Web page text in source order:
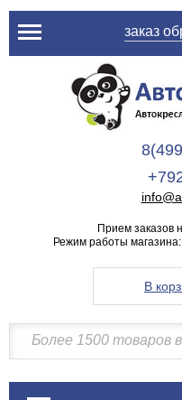
заказ
Прием заказов
Режим работы
В